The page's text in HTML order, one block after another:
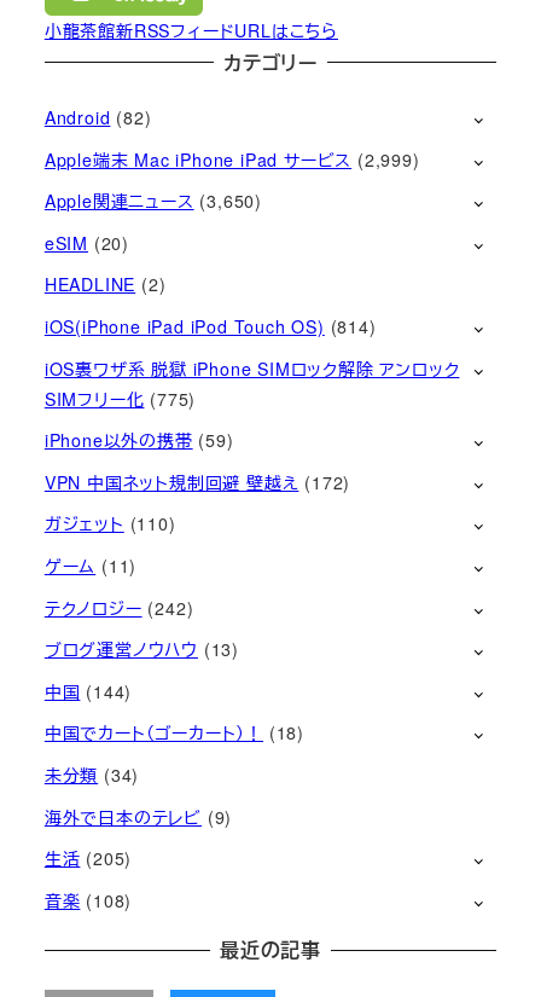
小龍茶館新RSSフィードURLはこちら
カテゴリー
Android (82)
Apple端末 Mac iPhone iPad サービス (2,999)
Apple関連ニュース (3,650)
eSIM (20)
HEADLINE (2)
iOS(iPhone iPad iPod Touch OS) (814)
iOS裏ワザ系 脱獄 iPhone SIMロック解除 アンロック
SIMフリー化 (775)
iPhone以外の携帯 (59)
VPN 中国ネット規制回避 壁越え (172)
ガジェット (110)
ゲーム (11)
テクノロジー (242)
ブログ運営ノウハウ (13)
中国 (144)
中国でカート（ゴーカート）！
(18)
未分類 (34)
海外で日本のテレビ (9)
生活 (205)
音楽 (108)
最近の記事